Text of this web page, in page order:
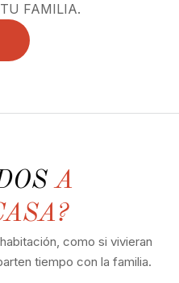
FAMILIA.
A
como si vivieran
tiempo con la familia.